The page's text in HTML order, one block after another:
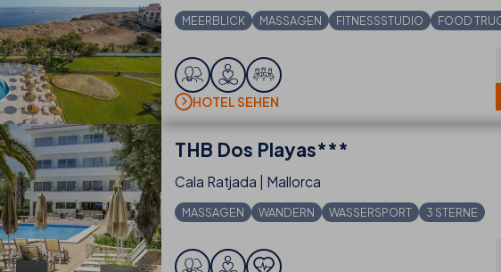
MEERBLICK MASSAGEN FITNESSSTUDIO FOOD
HOTEL SEHEN
THB Dos Playas***
Cala Ratjada | Mallorca
MASSAGEN WANDERN WASSERSPORT 3 STERNE